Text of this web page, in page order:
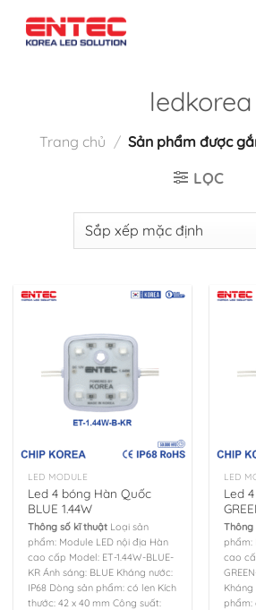
ledkorea
Trang chủ / Sản phẩm được
LỌC
LED MODULE
Led 4 bóng Hàn Quốc
BLUE 1.44W
Thông số kĩ thuật Loại sản
phẩm: Module LED nội địa Hàn
cao cấp Model: ET-1.44W-BLUE-
KR Ánh sáng: BLUE Kháng nước:
IP68 Dòng sản phẩm: có len Kích
thước: 42 x 40 mm Công suất:
LED
Led
Thông
phẩm:
cao
Kháng
phẩm: